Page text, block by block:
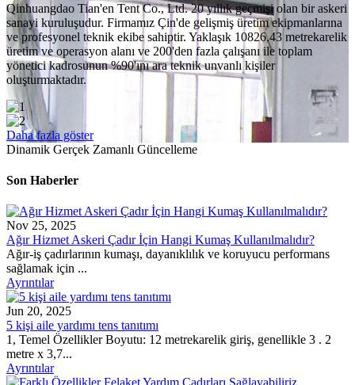
Qinhuangdao Tian'en Tent Co., Ltd. 20 yıllık geçmişi olan bir askeri
sanayi kuruluşudur. Firmamız Çin'de gelişmiş üretim ekipmanlarına
ve profesyonel teknik ekibe sahiptir. Yaklaşık 10826,43 metrekarelik
üretim ve operasyon alanı ve 200'den fazla çalışanı ile toplam
yönetici kadrosunun %90'ını ara teknik unvanlı kişiler
oluşturmaktadır.
Daha fazla göster
Dinamik Gerçek Zamanlı Güncelleme
Son Haberler
Nov 25, 2025
Ağır Hizmet Askeri Çadır İçin Hangi Kumaş Kullanılmalıdır?
Ağır-iş çadırlarının kumaşı, dayanıklılık ve koruyucu performans
sağlamak için ...
Ayrıntılar
Jun 20, 2025
5 kişi aile yardımı tens tanıtımı
1, Temel Özellikler Boyutu: 12 metrekarelik giriş, genellikle 3 . 2
metre x 3,7...
Ayrıntılar